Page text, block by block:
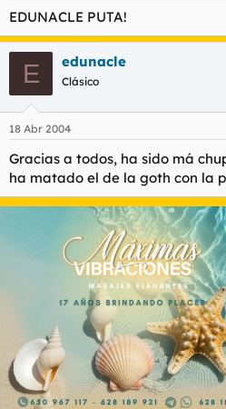
EDUNACLE PUTA!
E edunacle
Clásico
18 Abr 2004
Gracias a todos, ha sido má
ha matado el de la goth con la